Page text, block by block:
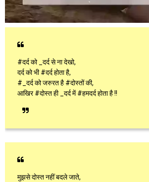
#दर्द को _दर्द से ना देखो,
दर्द को भी #दर्द होता है,
#_दर्द को जरुरत है #दोस्तों की,
आखिर #दोस्त ही _दर्द में #हमदर्द होता है !!
मुझसे दोस्त नहीं बदले जाते,